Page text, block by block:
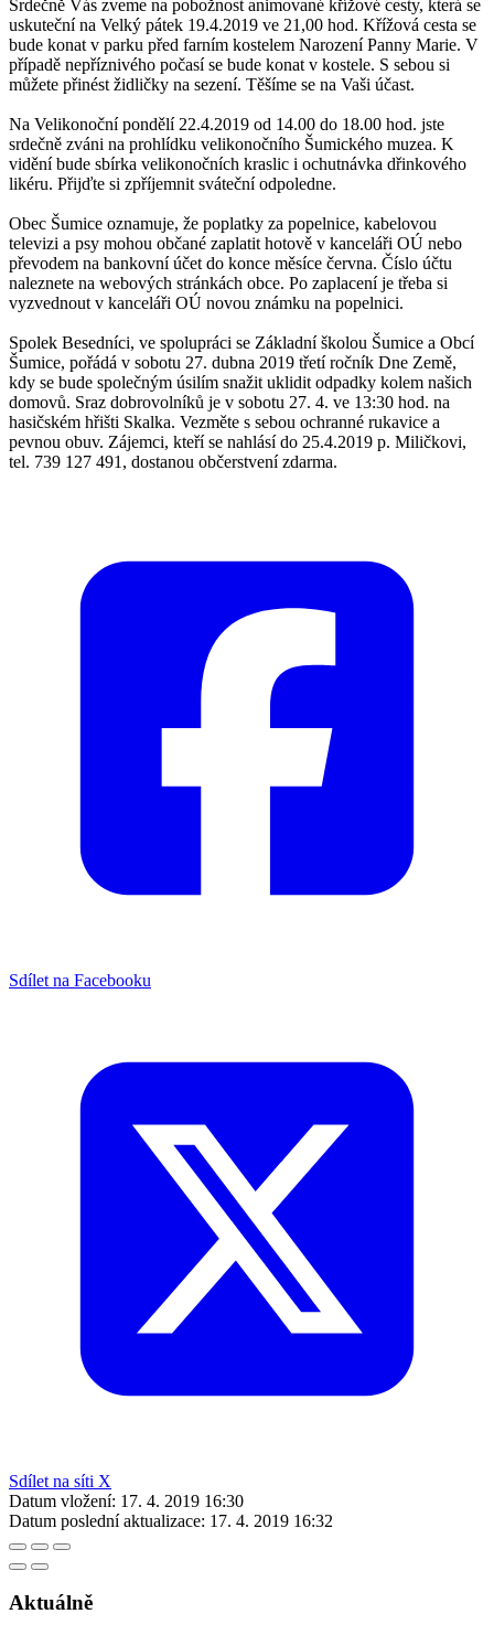
Srdečně Vás zveme na pobožnost animované křížové cesty, která se
uskuteční na Velký pátek 19.4.2019 ve 21,00 hod. Křížová cesta se
bude konat v parku před farním kostelem Narození Panny Marie. V
případě nepříznivého počasí se bude konat v kostele. S sebou si
můžete přinést židličky na sezení. Těšíme se na Vaši účast.
Na Velikonoční pondělí 22.4.2019 od 14.00 do 18.00 hod. jste
srdečně zváni na prohlídku velikonočního Šumického muzea. K
vidění bude sbírka velikonočních kraslic i ochutnávka dřinkového
likéru. Přijďte si zpříjemnit sváteční odpoledne.
Obec Šumice oznamuje, že poplatky za popelnice, kabelovou
televizi a psy mohou občané zaplatit hotově v kanceláři OÚ nebo
převodem na bankovní účet do konce měsíce června. Číslo účtu
naleznete na webových stránkách obce. Po zaplacení je třeba si
vyzvednout v kanceláři OÚ novou známku na popelnici.
Spolek Besedníci, ve spolupráci se Základní školou Šumice a Obcí
Šumice, pořádá v sobotu 27. dubna 2019 třetí ročník Dne Země,
kdy se bude společným úsilím snažit uklidit odpadky kolem našich
domovů. Sraz dobrovolníků je v sobotu 27. 4. ve 13:30 hod. na
hasičském hřišti Skalka. Vezměte s sebou ochranné rukavice a
pevnou obuv. Zájemci, kteří se nahlásí do 25.4.2019 p. Miličkovi,
tel. 739 127 491, dostanou občerstvení zdarma.
Sdílet na Facebooku
Sdílet na síti X
Datum vložení: 17. 4. 2019 16:30
Datum poslední aktualizace: 17. 4. 2019 16:32
Aktuálně